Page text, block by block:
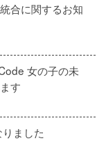
合に関するお知
女の子の未
す
ました